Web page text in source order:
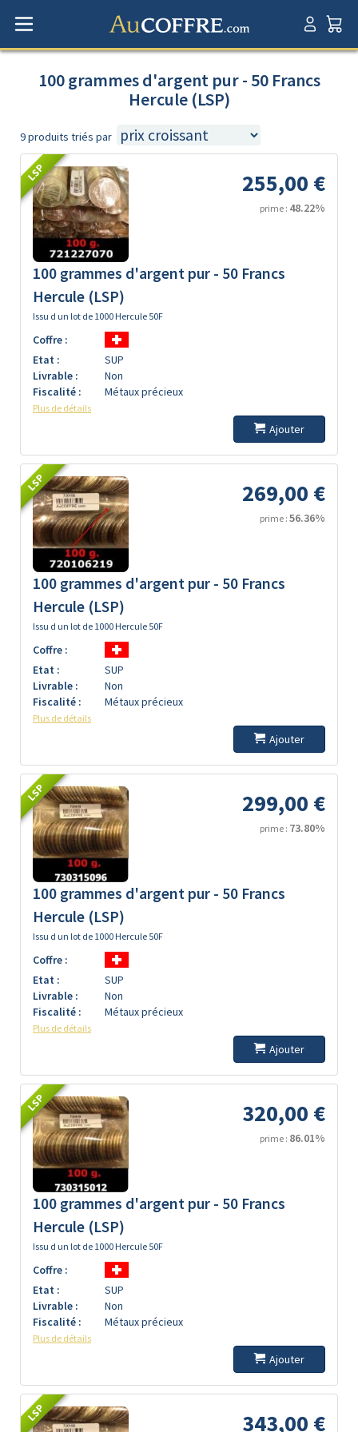
100 grammes d'argent pur - 50 Francs
Hercule (LSP)
9 produits triés par
LSP 255,00 €
prime : 48.22%
100 grammes d'argent pur - 50 Francs
Hercule (LSP)
Issu d un lot de 1000 Hercule 50F
Coffre :
Etat :
SUP
Livrable :
Non
Fiscalité :
Métaux précieux
Plus de détails
Ajouter
LSP 269,00 €
prime : 56.36%
100 grammes d'argent pur - 50 Francs
Hercule (LSP)
Issu d un lot de 1000 Hercule 50F
Coffre :
Etat :
SUP
Livrable :
Non
Fiscalité :
Métaux précieux
Plus de détails
Ajouter
LSP 299,00 €
prime : 73.80%
100 grammes d'argent pur - 50 Francs
Hercule (LSP)
Issu d un lot de 1000 Hercule 50F
Coffre :
Etat :
SUP
Livrable :
Non
Fiscalité :
Métaux précieux
Plus de détails
Ajouter
LSP 320,00 €
prime : 86.01%
100 grammes d'argent pur - 50 Francs
Hercule (LSP)
Issu d un lot de 1000 Hercule 50F
Coffre :
Etat :
SUP
Livrable :
Non
Fiscalité :
Métaux précieux
Plus de détails
Ajouter
LSP 343,00 €